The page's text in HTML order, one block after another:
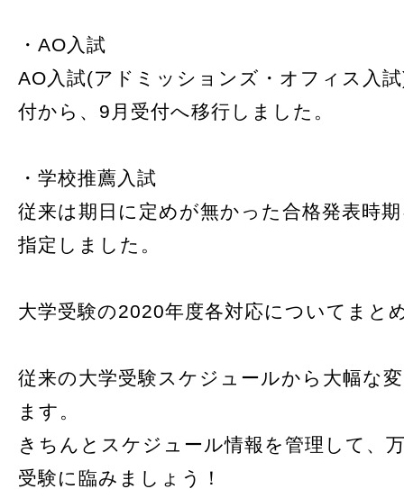
・AO入試
AO入試(アドミッションズ・オフィス入
付から、9月受付へ移行しました。
・学校推薦入試
従来は期日に定めが無かった合格発表時
指定しました。
大学受験の2020年度各対応についてまと
従来の大学受験スケジュールから大幅な
ます。
きちんとスケジュール情報を管理して、
受験に臨みましょう！